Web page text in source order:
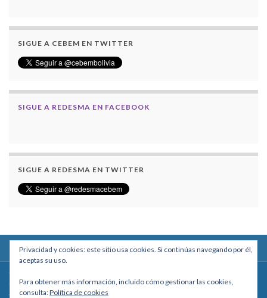
SIGUE A CEBEM EN TWITTER
SIGUE A REDESMA EN FACEBOOK
SIGUE A REDESMA EN TWITTER
Calle Macario Pinilla # 2588 esq. Av. Arce, Edificio Arcadia, Mezzanine, Of. 101
- La Paz, Bolivia
Privacidad y cookies: este sitio usa cookies. Si continúas navegando por él,
aceptas su uso.
Para obtener más información, incluido cómo gestionar las cookies,
consulta:Política de cookies